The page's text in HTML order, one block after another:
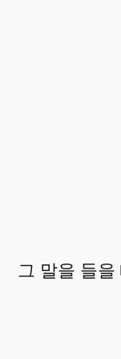
그 말을 들